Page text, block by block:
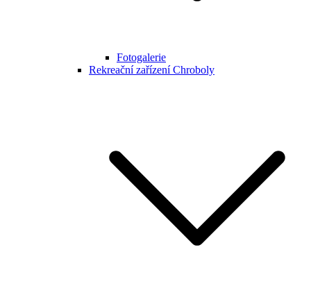
Fotogalerie
Rekreační zařízení Chroboly